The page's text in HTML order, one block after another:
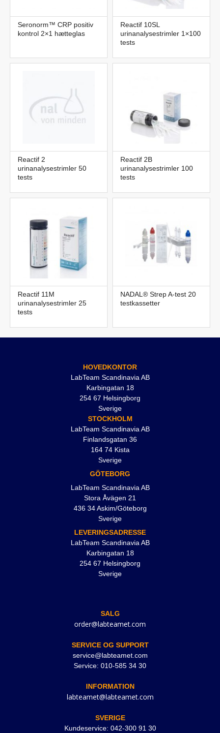
Seronorm™ CRP positiv
kontrol 2×1 hætteglas
Reactif 10SL
urinanalysestrimler 1×100
tests
Reactif 2
urinanalysestrimler 50
tests
Reactif 2B
urinanalysestrimler 100
tests
Reactif 11M
urinanalysestrimler 25
tests
NADAL® Strep A-test 20
testkassetter
HOVEDKONTOR
LabTeam Scandinavia AB
Karbingatan 18
254 67 Helsingborg
Sverige
STOCKHOLM
LabTeam Scandinavia AB
Finlandsgatan 36
164 74 Kista
Sverige
GÖTEBORG
LabTeam Scandinavia AB
Stora Åvägen 21
436 34 Askim/Göteborg
Sverige
LEVERINGSADRESSE
LabTeam Scandinavia AB
Karbingatan 18
254 67 Helsingborg
Sverige
SALG
order@labteamet.com
SERVICE OG SUPPORT
service@labteamet.com
Service: 010-585 34 30
INFORMATION
labteamet@labteamet.com
SVERIGE
Kundeservice: 042-300 91 30